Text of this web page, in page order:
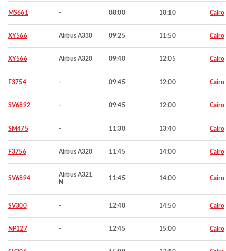
MS661 - 08:00 10:10 Cairo
XY566 Airbus A330 09:25 11:50 Cairo
XY566 Airbus A320 09:40 12:05 Cairo
F3754 - 09:45 12:00 Cairo
SV6892 - 09:45 12:00 Cairo
SM475 - 11:30 13:40 Cairo
F3756 Airbus A320 11:45 14:00 Cairo
SV6894
Airbus A321
N
11:45 14:00 Cairo
SV300 - 12:40 14:50 Cairo
NP127 - 12:45 15:00 Cairo